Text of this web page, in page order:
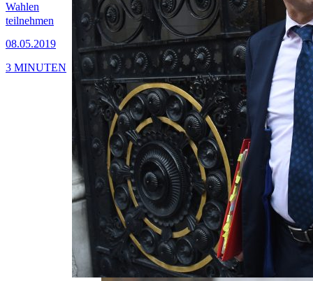
Wahlen
teilnehmen
08.05.2019
3 MINUTEN